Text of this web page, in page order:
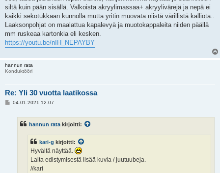
siltä kuin pään sisällä. Valkoista akryylimassaa+ akryylivärejä ja nepä ei
kaikki sekotukkaan kunnolla mutta yritin muovata niistä värillistä kalliota..
Laaksonpohjat on maalattua kapalevyä ja muotokappaleita niiden päällä
mm ruskeaa kartonkia eli kesken.
https://youtu.be/nIH_NEPAYBY
hannun rata
Konduktööri
Re: Yli 30 vuotta laatikossa
V04.01.2021 12:07
hannun rata kirjoitti:
kari-g kirjoitti:
Hyvältä näyttää.
Laita edistymisestä lisää kuvia / juutuubeja.
//kari